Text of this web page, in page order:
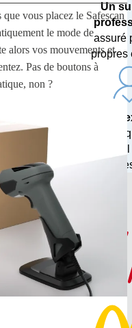
vous placez le Safescan
le mode de
alors vos mouvements et
Pas de boutons à
non ?
Un
assuré
propres
20 ans
en tant
gestion